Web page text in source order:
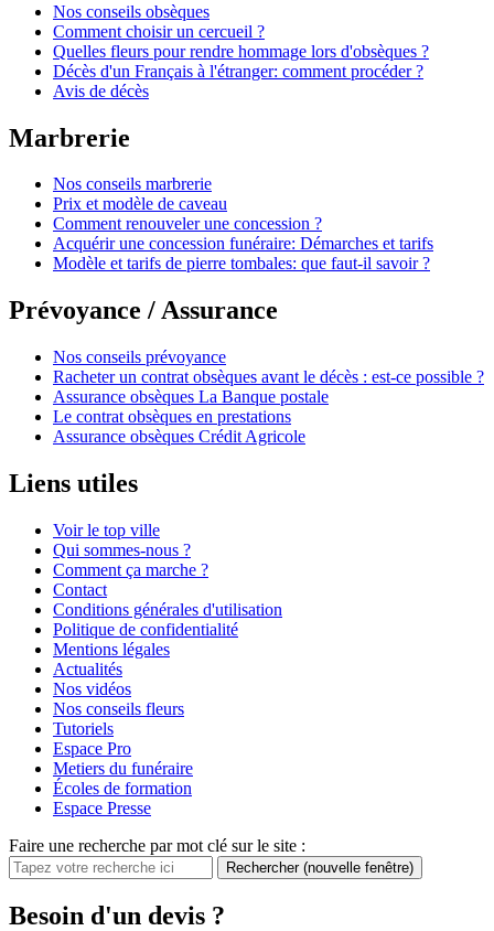
Nos conseils obsèques
Comment choisir un cercueil ?
Quelles fleurs pour rendre hommage lors d'obsèques ?
Décès d'un Français à l'étranger: comment procéder ?
Avis de décès
Marbrerie
Nos conseils marbrerie
Prix et modèle de caveau
Comment renouveler une concession ?
Acquérir une concession funéraire: Démarches et tarifs
Modèle et tarifs de pierre tombales: que faut-il savoir ?
Prévoyance / Assurance
Nos conseils prévoyance
Racheter un contrat obsèques avant le décès : est-ce possible ?
Assurance obsèques La Banque postale
Le contrat obsèques en prestations
Assurance obsèques Crédit Agricole
Liens utiles
Voir le top ville
Qui sommes-nous ?
Comment ça marche ?
Contact
Conditions générales d'utilisation
Politique de confidentialité
Mentions légales
Actualités
Nos vidéos
Nos conseils fleurs
Tutoriels
Espace Pro
Metiers du funéraire
Écoles de formation
Espace Presse
Faire une recherche par mot clé sur le site :
Rechercher (nouvelle fenêtre)
Besoin d'un devis ?